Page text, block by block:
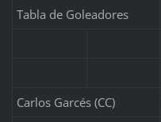
Tabla de Goleadores
Carlos Garcés (CC)